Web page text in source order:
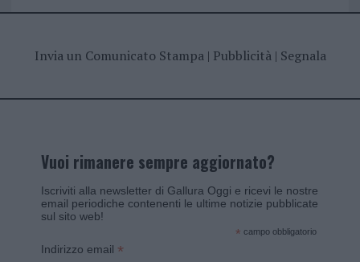
Invia un Comunicato Stampa| Pubblicità| Segnala
Vuoi rimanere sempre aggiornato?
Iscriviti alla newsletter di Gallura Oggi e ricevi le nostre
email periodiche contenenti le ultime notizie pubblicate
sul sito web!
* campo obbligatorio
Indirizzo email *